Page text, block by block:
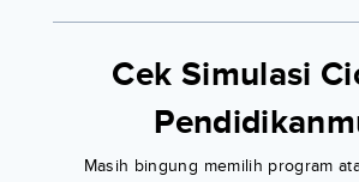
Cek Simulasi
Masih bingung memilih program